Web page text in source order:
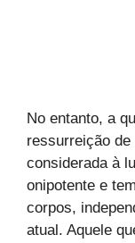
No entanto, a
ressurreição
considerada à
onipotente e
corpos,
atual. Aquele